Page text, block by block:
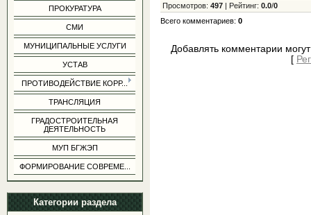
ПРОКУРАТУРА
СМИ
МУНИЦИПАЛЬНЫЕ УСЛУГИ
УСТАВ
ПРОТИВОДЕЙСТВИЕ КОРР...
ТРАНСЛЯЦИЯ
ГРАДОСТРОИТЕЛЬНАЯ
ДЕЯТЕЛЬНОСТЬ
МУП БГЖЭП
ФОРМИРОВАНИЕ СОВРЕМЕ...
Категории раздела
Просмотров: 497| Рейтинг: 0.0/0
Всего комментариев: 0
Добавлять комментарии
[